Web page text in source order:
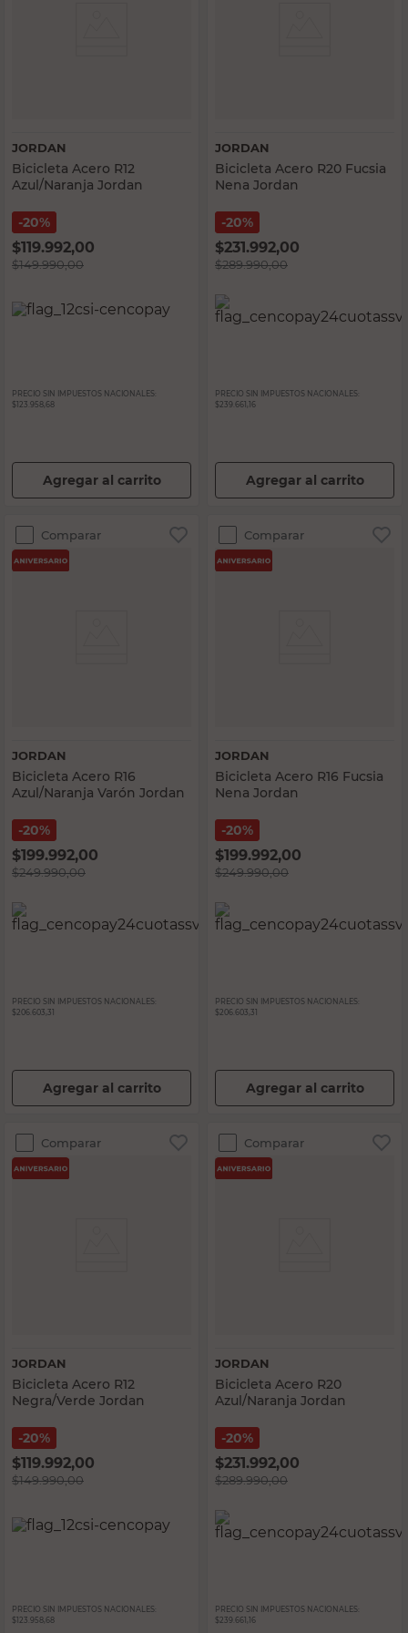
JORDAN
Bicicleta Acero R12
Azul/Naranja Jordan
20%
$119.992,00
$149.990,00
PRECIO SIN IMPUESTOS NACIONALES:
$123.958,68
Agregar al carrito
JORDAN
Bicicleta Acero R20 Fucsia
Nena Jordan
20%
$231.992,00
$289.990,00
PRECIO SIN IMPUESTOS NACIONALES:
$239.661,16
Agregar al carrito
Comparar
JORDAN
Bicicleta Acero R16
Azul/Naranja Varón Jordan
20%
$199.992,00
$249.990,00
PRECIO SIN IMPUESTOS NACIONALES:
$206.603,31
Agregar al carrito
Comparar
JORDAN
Bicicleta Acero R16 Fucsia
Nena Jordan
20%
$199.992,00
$249.990,00
PRECIO SIN IMPUESTOS NACIONALES:
$206.603,31
Agregar al carrito
Comparar
JORDAN
Bicicleta Acero R12
Negra/Verde Jordan
20%
$119.992,00
$149.990,00
PRECIO SIN IMPUESTOS NACIONALES:
$123.958,68
Comparar
JORDAN
Bicicleta Acero R20
Azul/Naranja Jordan
20%
$231.992,00
$289.990,00
PRECIO SIN IMPUESTOS NACIONALES:
$239.661,16